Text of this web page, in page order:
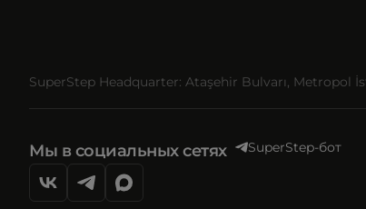
SuperStep Headquarter: Ataşehir Bulvarı, Metropol
Мы в социальных сетях SuperStep-бот